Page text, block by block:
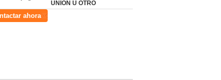
UNION U OTRO
ahora